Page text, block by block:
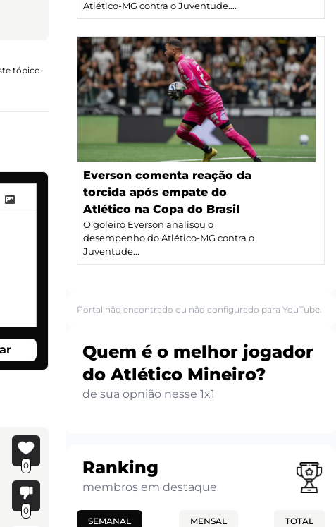
tópico
0
0
Atlético-MG contra o Juventude....
Everson comenta reação da
torcida após empate do
Atlético na Copa do Brasil
O goleiro Everson analisou o
desempenho do Atlético-MG contra o
Juventude...
Portal não encontrado ou não configurado para YouTube.
Quem é o melhor jogador
do Atlético Mineiro?
de sua opnião nesse 1x1
Ranking
membros em destaque
SEMANAL MENSAL TOTAL